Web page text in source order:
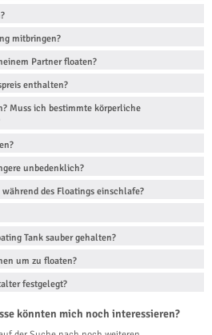
mitbringen?
Partner floaten?
enthalten?
Muss ich bestimmte körperliche
unbedenklich?
des Floatings einschlafe?
Tank sauber gehalten?
um zu floaten?
festgelegt?
könnten mich noch interessieren?